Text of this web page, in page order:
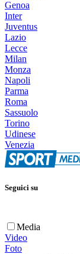
Genoa
Inter
Juventus
Lazio
Lecce
Milan
Monza
Napoli
Parma
Roma
Sassuolo
Torino
Udinese
Venezia
Seguici su
Media
Video
Foto